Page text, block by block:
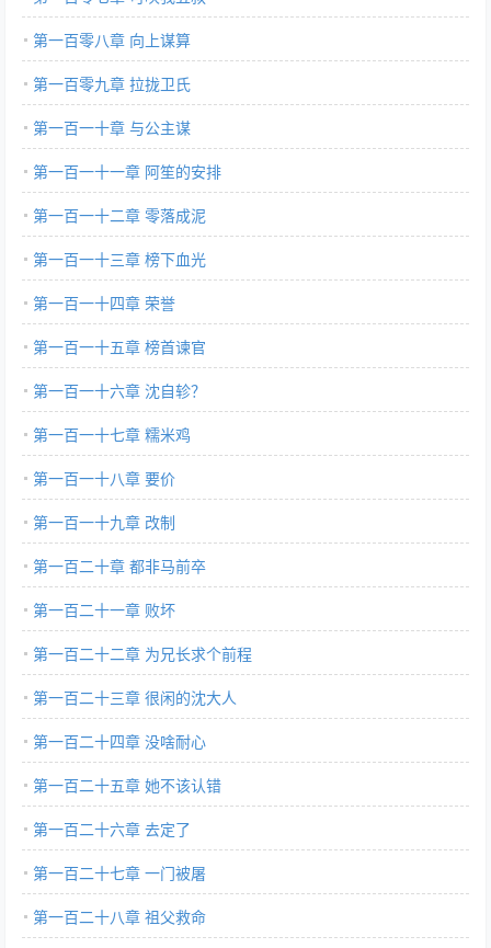
第一百零八章 向上谋算
第一百零九章 拉拢卫氏
第一百一十章 与公主谋
第一百一十一章 阿笙的安排
第一百一十二章 零落成泥
第一百一十三章 榜下血光
第一百一十四章 荣誉
第一百一十五章 榜首谏官
第一百一十六章 沈自轸？
第一百一十七章 糯米鸡
第一百一十八章 要价
第一百一十九章 改制
第一百二十章 都非马前卒
第一百二十一章 败坏
第一百二十二章 为兄长求个前程
第一百二十三章 很闲的沈大人
第一百二十四章 没啥耐心
第一百二十五章 她不该认错
第一百二十六章 去定了
第一百二十七章 一门被屠
第一百二十八章 祖父救命